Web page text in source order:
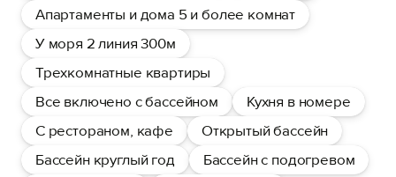
Апартаменты и дома 5 и более комнат
У моря 2 линия 300м
Трехкомнатные квартиры
Все включено с бассейном
Кухня в номере
С рестораном, кафе
Открытый бассейн
Бассейн круглый год
Бассейн с подогревом